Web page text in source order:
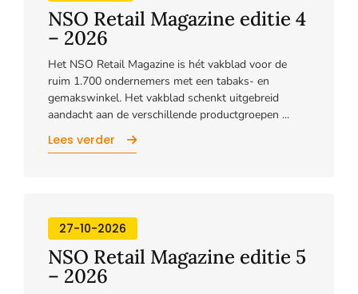
NSO Retail Magazine editie 4
– 2026
Het NSO Retail Magazine is hét vakblad voor de
ruim 1.700 ondernemers met een tabaks- en
gemakswinkel. Het vakblad schenkt uitgebreid
aandacht aan de verschillende productgroepen ...
Lees verder
27-10-2026
NSO Retail Magazine editie 5
– 2026